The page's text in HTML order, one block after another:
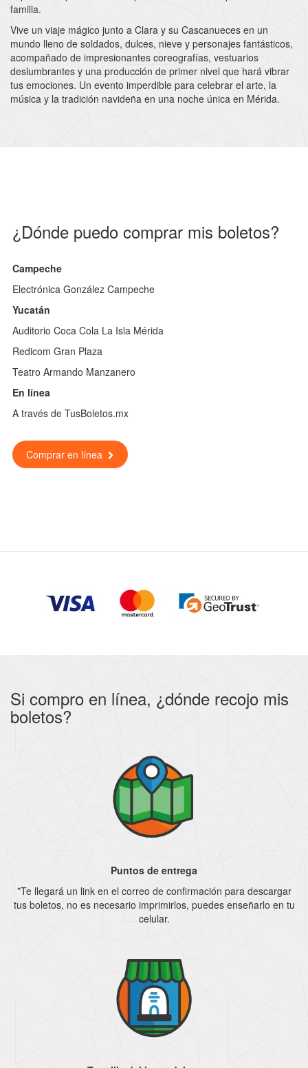
familia.
Vive un viaje mágico junto a Clara y su Cascanueces en un
mundo lleno de soldados, dulces, nieve y personajes fantásticos,
acompañado de impresionantes coreografías, vestuarios
deslumbrantes y una producción de primer nivel que hará vibrar
tus emociones. Un evento imperdible para celebrar el arte, la
música y la tradición navideña en una noche única en Mérida.
¿Dónde puedo comprar mis boletos?
Campeche
Electrónica González Campeche
Yucatán
Auditorio Coca Cola La Isla Mérida
Redicom Gran Plaza
Teatro Armando Manzanero
En línea
A través de TusBoletos.mx
Comprar en línea
Si compro en línea, ¿dónde recojo mis
boletos?
Puntos de entrega
*Te llegará un link en el correo de confirmación para descargar
tus boletos, no es necesario imprimirlos, puedes enseñarlo en tu
celular.